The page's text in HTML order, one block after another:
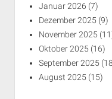
Januar 2026 (7)
Dezember 2025 (9)
November 2025
Oktober 2025 (16)
September 2025
August 2025 (15)